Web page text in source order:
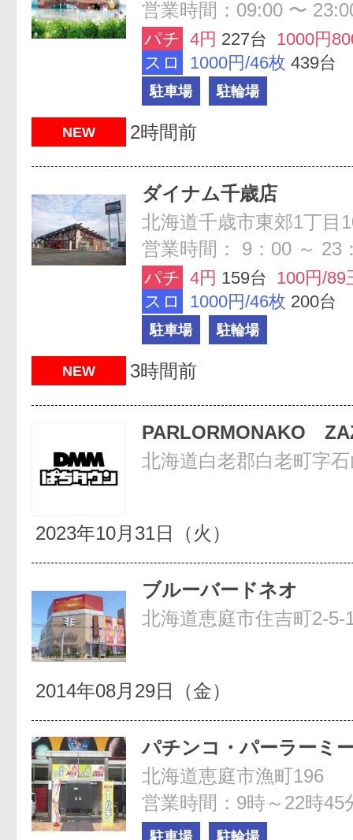
営業時間：09:00 〜
パチ 4円 227台 1000円
スロ
1000円/46枚 439台
駐車場 駐輪場
NEW 2時間前
ダイナム千歳店
北海道千歳市東郊1丁目
営業時間： 9：00 ～ 23
パチ 4円 159台 100円/89
スロ
1000円/46枚 200台
駐車場 駐輪場
NEW 3時間前
PARLORMONAKO
北海道白老郡白老町字
2023年10月31日（火）
ブルーバードネオ
北海道恵庭市住吉町2-5-
2014年08月29日（金）
パチンコ・パーラーミ
北海道恵庭市漁町196
営業時間：9時～22時45
駐車場 駐輪場